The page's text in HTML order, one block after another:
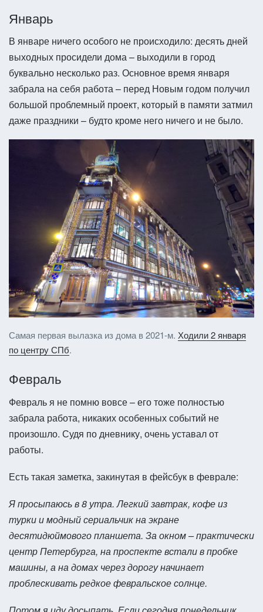
Январь
В январе ничего особого не происходило: десять дней
выходных просидели дома – выходили в город
буквально несколько раз. Основное время января
забрала на себя работа – перед Новым годом получил
большой проблемный проект, который в памяти затмил
даже праздники – будто кроме него ничего и не было.
Самая первая вылазка из дома в 2021-м. Ходили 2 января
по центру СПб.
Февраль
Февраль я не помню вовсе – его тоже полностью
забрала работа, никаких особенных событий не
произошло. Судя по дневнику, очень уставал от
работы.
Есть такая заметка, закинутая в фейсбук в феврале:
Я просыпаюсь в 8 утра. Легкий завтрак, кофе из
турки и модный сериальчик на экране
десятидюймового планшета. За окном – практически
центр Петербурга, на проспекте встали в пробке
машины, а на домах через дорогу начинает
проблескивать редкое февральское солнце.